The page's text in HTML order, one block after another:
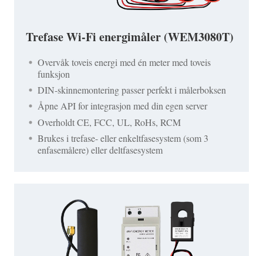
Trefase Wi-Fi energimåler (WEM3080T)
Overvåk toveis energi med én meter med toveis
funksjon
DIN-skinnemontering passer perfekt i målerboksen
Åpne API for integrasjon med din egen server
Overholdt CE, FCC, UL, RoHs, RCM
Brukes i trefase- eller enkeltfasesystem (som 3
enfasemålere) eller deltfasesystem